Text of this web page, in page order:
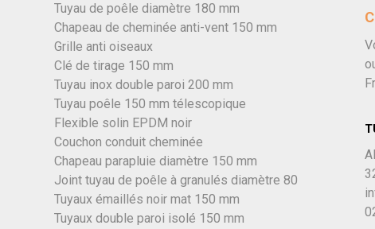
Tuyau de poêle diamètre 180 mm
Chapeau de cheminée anti-vent 150 mm
Grille anti oiseaux
Clé de tirage 150 mm
Tuyau inox double paroi 200 mm
Tuyau poêle 150 mm télescopique
Flexible solin EPDM noir
Couchon conduit cheminée
Chapeau parapluie diamètre 150 mm
Joint tuyau de poêle à granulés diamètre 80
Tuyaux émaillés noir mat 150 mm
Tuyaux double paroi isolé 150 mm